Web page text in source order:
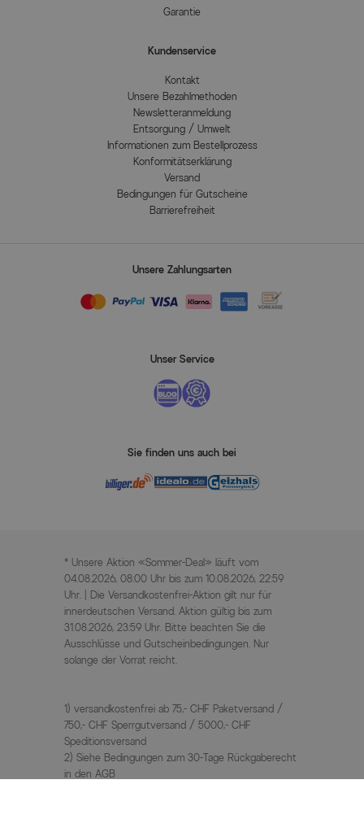
Garantie
Kundenservice
Kontakt
Unsere Bezahlmethoden
Newsletteranmeldung
Entsorgung / Umwelt
Informationen zum Bestellprozess
Konformitätserklärung
Versand
Bedingungen für Gutscheine
Barrierefreiheit
Unsere Zahlungsarten
Unser Service
Sie finden uns auch bei
* Unsere Aktion «Sommer-Deal» läuft vom
04.08.2026, 08:00 Uhr bis zum 10.08.2026, 22:59
Uhr. | Die Versandkostenfrei-Aktion gilt nur für
innerdeutschen Versand. Aktion gültig bis zum
31.08.2026, 23:59 Uhr. Bitte beachten Sie die
Ausschlüsse und Gutscheinbedingungen. Nur
solange der Vorrat reicht.
1) versandkostenfrei ab 75,- CHF Paketversand /
750,- CHF Sperrgutversand / 5000,- CHF
Speditionsversand
2) Siehe Bedingungen zum 30-Tage Rückgaberecht
in den AGB